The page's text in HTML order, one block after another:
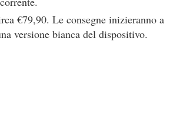
€79,90. Le consegne inizieranno a
versione bianca del dispositivo.